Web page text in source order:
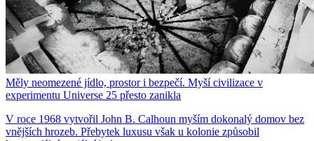
Měly neomezené jídlo, prostor i bezpečí. Myší civilizace v
experimentu Universe 25 přesto zanikla
V roce 1968 vytvořil John B. Calhoun myším dokonalý domov bez
vnějších hrozeb. Přebytek luxusu však u kolonie způsobil